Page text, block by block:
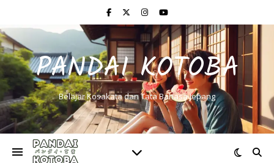
PANDAI KOTOBA
Belajar Kosakata dan Tata Bahasa Jepang